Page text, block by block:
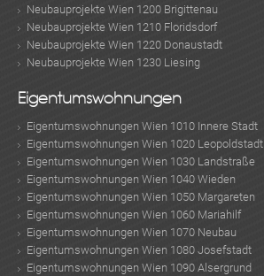
Neubauprojekte Wien 1200 Brigittenau
Neubauprojekte Wien 1210 Floridsdorf
Neubauprojekte Wien 1220 Donaustadt
Neubauprojekte Wien 1230 Liesing
Eigentumswohnungen
Eigentumswohnungen Wien 1010 Innere Stadt
Eigentumswohnungen Wien 1020 Leopoldstadt
Eigentumswohnungen Wien 1030 Landstraße
Eigentumswohnungen Wien 1040 Wieden
Eigentumswohnungen Wien 1050 Margareten
Eigentumswohnungen Wien 1060 Mariahilf
Eigentumswohnungen Wien 1070 Neubau
Eigentumswohnungen Wien 1080 Josefstadt
Eigentumswohnungen Wien 1090 Alsergrund